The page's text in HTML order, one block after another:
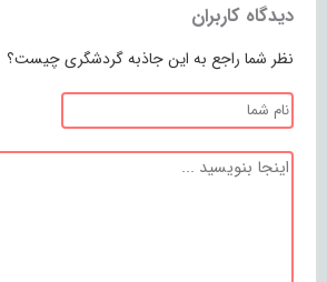
دیدگاه کاربران
نظر شما راجع به این جاذبه گردشگری چیست؟